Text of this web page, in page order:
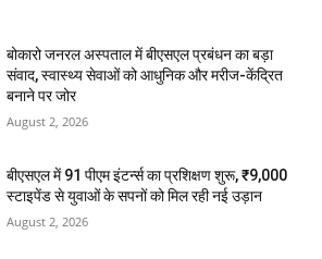
बोकारो जनरल अस्पताल में बीएसएल प्रबंधन का बड़ा
संवाद, स्वास्थ्य सेवाओं को आधुनिक और मरीज-केंद्रित
बनाने पर जोर
August 2, 2026
बीएसएल में 91 पीएम इंटर्न्स का प्रशिक्षण शुरू, ₹9,000
स्टाइपेंड से युवाओं के सपनों को मिल रही नई उड़ान
August 2, 2026